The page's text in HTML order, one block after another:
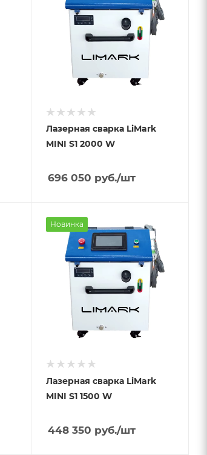
Лазерная сварка LiMark
MINI S1 2000 W
696 050 руб./шт
Новинка
Лазерная сварка LiMark
MINI S1 1500 W
448 350 руб./шт